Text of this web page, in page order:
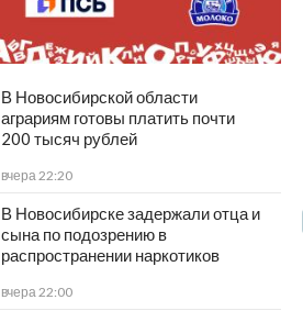
В Новосибирской области
аграриям готовы платить почти
200 тысяч рублей
вчера 22:20
В Новосибирске задержали отца и
сына по подозрению в
распространении наркотиков
вчера 22:00